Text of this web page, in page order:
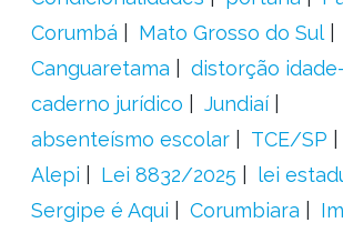
Corumbá
Mato Grosso do Sul
Canguaretama
distorção
caderno jurídico
Jundiaí
absenteísmo escolar
TCE/SP
Alepi
Lei 8832/2025 lei
Sergipe é Aqui
Corumbiara